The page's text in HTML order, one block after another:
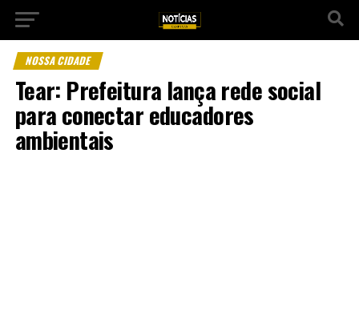
NOSSA CIDADE
Tear: Prefeitura lança rede social
para conectar educadores
ambientais